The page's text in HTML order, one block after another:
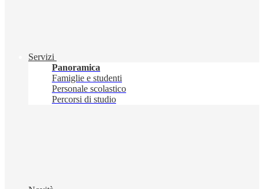
Servizi
Panoramica
Famiglie e studenti
Personale scolastico
Percorsi di studio